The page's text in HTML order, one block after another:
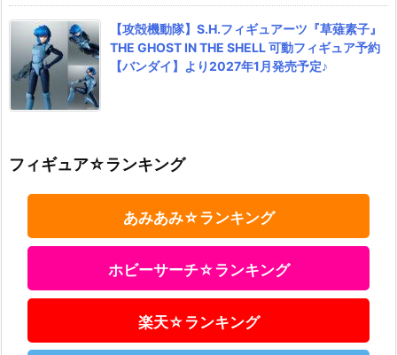
【攻殻機動隊】S.H.フィギュアーツ『草薙素子』
THE GHOST IN THE SHELL 可動フィギュア予約
【バンダイ】より2027年1月発売予定♪
フィギュア☆ランキング
あみあみ☆ランキング
ホビーサーチ☆ランキング
楽天☆ランキング